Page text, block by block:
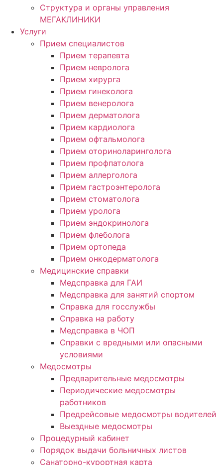
Структура и органы управления
МЕГАКЛИНИКИ
Услуги
Прием специалистов
Прием терапевта
Прием невролога
Прием хирурга
Прием гинеколога
Прием венеролога
Прием дерматолога
Прием кардиолога
Прием офтальмолога
Прием оториноларинголога
Прием профпатолога
Прием аллерголога
Прием гастроэнтеролога
Прием стоматолога
Прием уролога
Прием эндокринолога
Прием флеболога
Прием ортопеда
Прием онкодерматолога
Медицинские справки
Медсправка для ГАИ
Медсправка для занятий спортом
Справка для госслужбы
Справка на работу
Медсправка в ЧОП
Справки с вредными или опасными
условиями
Медосмотры
Предварительные медосмотры
Периодические медосмотры
работников
Предрейсовые медосмотры водителей
Выездные медосмотры
Процедурный кабинет
Порядок выдачи больничных листов
Санаторно-курортная карта